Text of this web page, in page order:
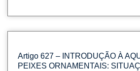
Artigo 627 – INTRODUÇÃO À
PEIXES ORNAMENTAIS: